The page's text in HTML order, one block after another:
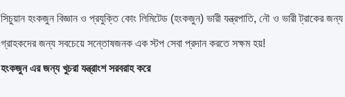
সিচুয়ান হংকজুন বিজ্ঞান ও প্রযুক্তি কোং লিমিটেড (হংকজুন) ভারী যন্ত্রপাতি, নৌ ও ভারী ট্রাকের
গ্রাহকদের জন্য সবচেয়ে সন্তোষজনক এক স্টপ সেবা প্রদান করতে সক্ষম হয়!
হংকজুন এর জন্য খুচরা যন্ত্রাংশ সরবরাহ করে